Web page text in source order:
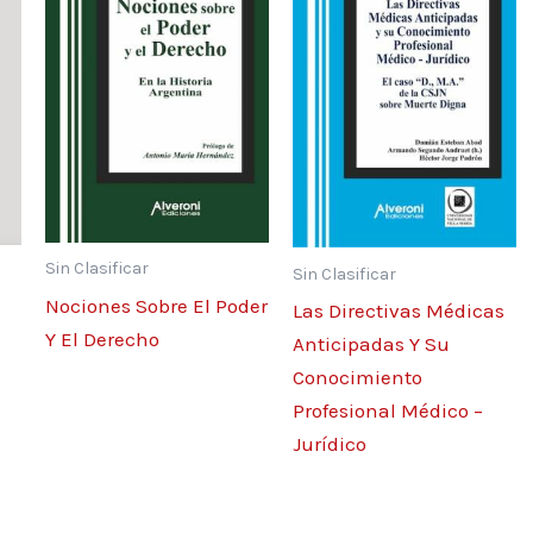
54
parte de la
de la lucha
la ESNNA.
Sin Clasificar
Nociones Sobre El Poder
Y El Derecho
Sin Clasificar
Las Directivas Médicas
Anticipadas Y Su
Conocimiento
Profesional Médico –
Jurídico